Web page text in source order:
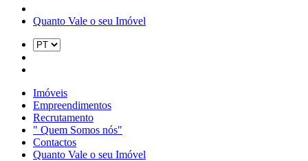
Quanto Vale o seu Imóvel
Imóveis
Empreendimentos
Recrutamento
" Quem Somos nós"
Contactos
Quanto Vale o seu Imóvel